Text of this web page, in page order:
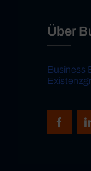
Über
Business